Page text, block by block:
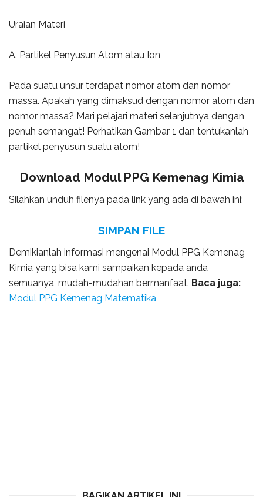
Uraian Materi
A. Partikel Penyusun Atom atau Ion
Pada suatu unsur terdapat nomor atom dan nomor
massa. Apakah yang dimaksud dengan nomor atom dan
nomor massa? Mari pelajari materi selanjutnya dengan
penuh semangat! Perhatikan Gambar 1 dan tentukanlah
partikel penyusun suatu atom!
Download Modul PPG Kemenag Kimia
Silahkan unduh filenya pada link yang ada di bawah ini:
SIMPAN FILE
Demikianlah informasi mengenai Modul PPG Kemenag
Kimia yang bisa kami sampaikan kepada anda
semuanya, mudah-mudahan bermanfaat. Baca juga:
Modul PPG Kemenag Matematika